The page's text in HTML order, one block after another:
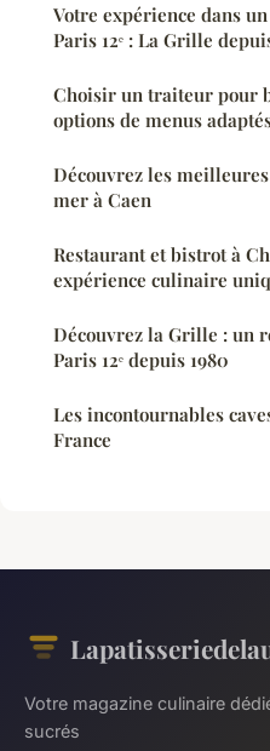
Votre expérience dans
Paris 12ᵉ : La Grille
Choisir un traiteur pour
options de menus
Découvrez les
mer à Caen
Restaurant et bistrot à
expérience culinaire
Découvrez la Grille : un
Paris 12ᵉ depuis 1980
Les incontournables
France
Votre magazine culinaire
sucrés